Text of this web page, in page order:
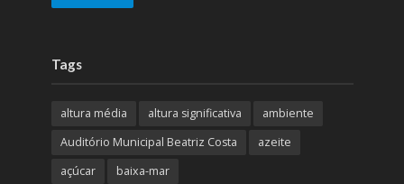
Tags
altura média altura significativa
ambiente
Auditório Municipal Beatriz Costa
azeite
açúcar
baixa-mar